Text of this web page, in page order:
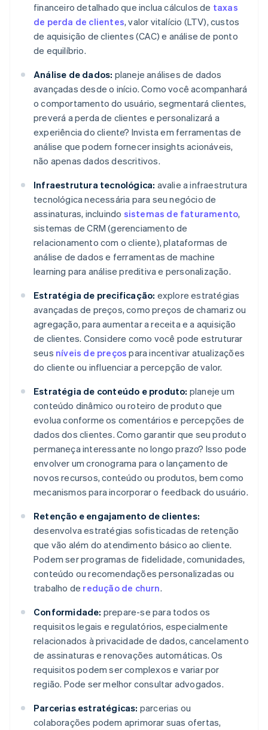
financeiro detalhado que inclua cálculos de taxas
de perda de clientes, valor vitalício (LTV), custos
de aquisição de clientes (CAC) e análise de ponto
de equilíbrio.
Análise de dados: planeje análises de dados
avançadas desde o início. Como você acompanhará
o comportamento do usuário, segmentará clientes,
preverá a perda de clientes e personalizará a
experiência do cliente? Invista em ferramentas de
análise que podem fornecer insights acionáveis,
não apenas dados descritivos.
Infraestrutura tecnológica: avalie a infraestrutura
tecnológica necessária para seu negócio de
assinaturas, incluindo sistemas de faturamento,
sistemas de CRM (gerenciamento de
relacionamento com o cliente), plataformas de
análise de dados e ferramentas de machine
learning para análise preditiva e personalização.
Estratégia de precificação: explore estratégias
avançadas de preços, como preços de chamariz ou
agregação, para aumentar a receita e a aquisição
de clientes. Considere como você pode estruturar
seus níveis de preços para incentivar atualizações
do cliente ou influenciar a percepção de valor.
Estratégia de conteúdo e produto: planeje um
conteúdo dinâmico ou roteiro de produto que
evolua conforme os comentários e percepções de
dados dos clientes. Como garantir que seu produto
permaneça interessante no longo prazo? Isso pode
envolver um cronograma para o lançamento de
novos recursos, conteúdo ou produtos, bem como
mecanismos para incorporar o feedback do usuário.
Retenção e engajamento de clientes:
desenvolva estratégias sofisticadas de retenção
que vão além do atendimento básico ao cliente.
Podem ser programas de fidelidade, comunidades,
conteúdo ou recomendações personalizadas ou
trabalho de redução de churn.
Conformidade: prepare-se para todos os
requisitos legais e regulatórios, especialmente
relacionados à privacidade de dados, cancelamento
de assinaturas e renovações automáticas. Os
requisitos podem ser complexos e variar por
região. Pode ser melhor consultar advogados.
Parcerias estratégicas: parcerias ou
colaborações podem aprimorar suas ofertas,